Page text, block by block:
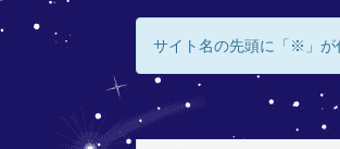
サイト名の先頭に「※」が